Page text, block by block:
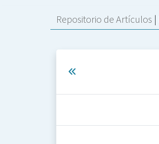
Repositorio de Artículos |